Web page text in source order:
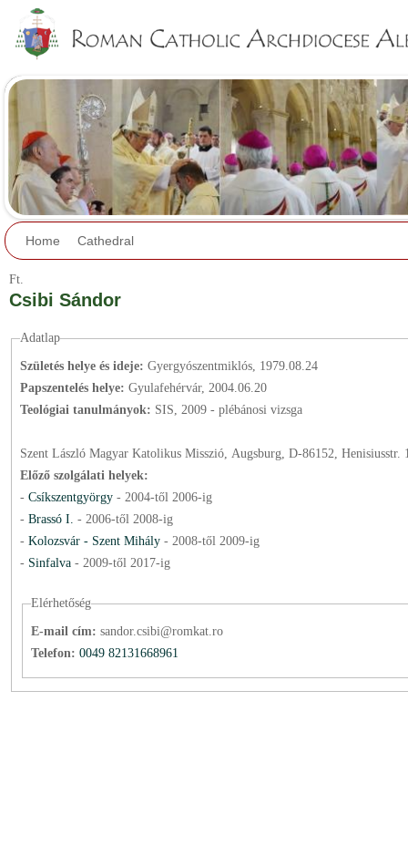
Home Cathedral
Ft.
Csibi Sándor
Adatlap
Születés helye és ideje: Gyergyószentmiklós, 1979.08.24
Papszentelés helye: Gyulafehérvár, 2004.06.20
Teológiai tanulmányok: SIS, 2009 - plébánosi vizsga
Szent László Magyar Katolikus Misszió, Augsburg, D-86152, Henisiusstr.
Előző szolgálati helyek:
- Csíkszentgyörgy - 2004-től 2006-ig
- Brassó I. - 2006-től 2008-ig
- Kolozsvár - Szent Mihály- 2008-től 2009-ig
- Sinfalva - 2009-től 2017-ig
Elérhetőség
E-mail cím: sandor.csibi@romkat.ro
Telefon: 0049 82131668961